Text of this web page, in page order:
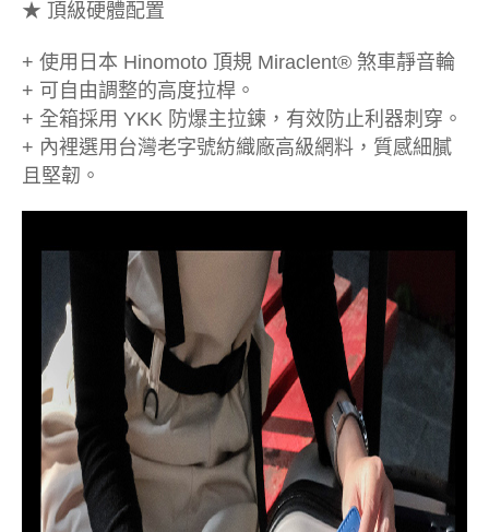
★ 頂級硬體配置
+ 使用日本 Hinomoto 頂規 Miraclent® 煞車靜音輪
+ 可自由調整的高度拉桿。
+ 全箱採用 YKK 防爆主拉鍊，有效防止利器刺穿。
+ 內裡選用台灣老字號紡織廠高級網料，質感細膩
且堅韌。